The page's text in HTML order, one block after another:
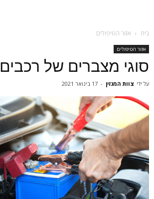
בית אזור הטיפולים
אזור הטיפולים
סוגי מצברים של רכבים
על ידי צוות המגזין - 17 בינואר 2021